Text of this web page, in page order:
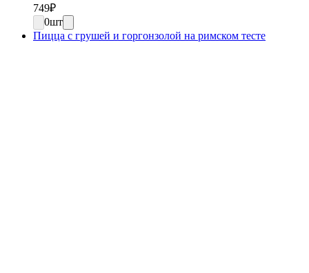
749₽
0шт
Пицца с грушей и горгонзолой на римском тесте